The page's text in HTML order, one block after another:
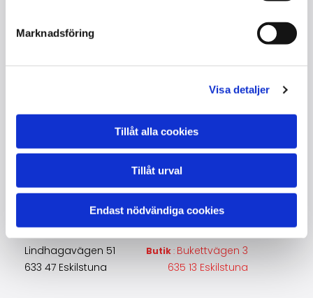
Marknadsföring
Visa detaljer
Tillåt alla cookies
Tillåt urval
Endast nödvändiga cookies
Lajos Toró
+46705932433
piano@toroton.com
Lindhagavägen 51 Butik: Bukettvägen 3
633 47 Eskilstuna
635 13 Eskilstuna